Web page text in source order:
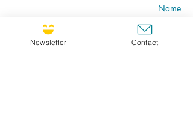
Name
Newsletter Contact